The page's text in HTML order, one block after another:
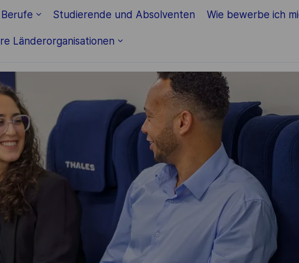
Berufe Studierende und Absolventen Wie bewerbe ich
Länderorganisationen